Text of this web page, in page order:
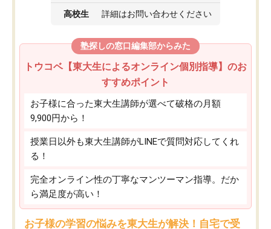
高校生 詳細はお問い合わせください
塾探しの窓口編集部からみた
トウコベ【東大生によるオンライン個別指導】のお
すすめポイント
お子様に合った東大生講師が選べて破格の月額
9,900円から！
授業日以外も東大生講師がLINEで質問対応してくれ
る！
完全オンライン性の丁寧なマンツーマン指導。だか
ら満足度が高い！
お子様の学習の悩みを東大生が解決！自宅で受